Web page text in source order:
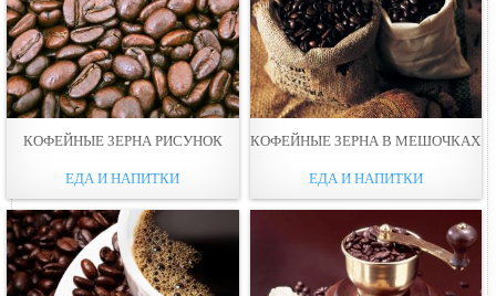
КОФЕЙНЫЕ ЗЕРНА РИСУНОК
ЕДА И НАПИТКИ
КОФЕЙНЫЕ ЗЕРНА В МЕШОЧКАХ
ЕДА И НАПИТКИ